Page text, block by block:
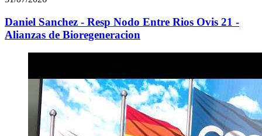
Daniel Sanchez - Resp Nodo Entre Rios Ovis 21 -
Alianzas de Bioregeneracion